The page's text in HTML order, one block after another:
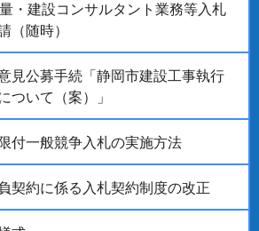
・建設コンサルタント業務等入札
（随時）
見公募手続「静岡市建設工事執行
ついて（案）」
付一般競争入札の実施方法
契約に係る入札契約制度の改正